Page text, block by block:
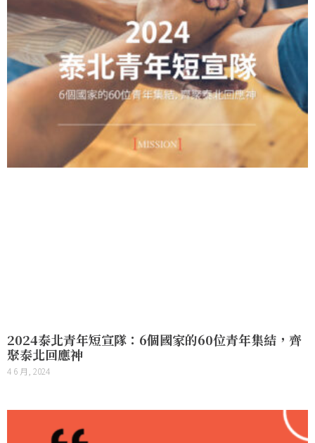
2024泰北青年短宣隊：6個國家的60位青年集結，齊
聚泰北回應神
4 6 月, 2024